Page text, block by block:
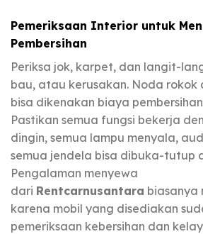
Pemeriksaan Interior untuk
Pembersihan
Periksa jok, karpet, dan langit-
bau, atau kerusakan. Noda rokok
bisa dikenakan biaya
Pastikan semua fungsi bekerja
dingin, semua lampu menyala,
semua jendela bisa dibuka-tutup
Pengalaman menyewa
dari Rentcarnusantara biasanya
karena mobil yang disediakan
pemeriksaan kebersihan dan